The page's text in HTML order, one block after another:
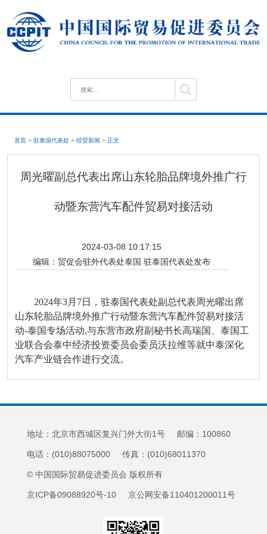
首页 > 驻泰国代表处 > 经贸新闻 > 正文
周光曜副总代表出席山东轮胎品牌境外推广行
动暨东营汽车配件贸易对接活动
2024-03-08 10:17:15
编辑： 贸促会驻外代表处泰国 驻泰国代表处发布
2024年3月7日，驻泰国代表处副总代表周光曜出席
山东轮胎品牌境外推广行动暨东营汽车配件贸易对接活
动-泰国专场活动,与东营市政府副秘书长高瑞国、泰国工
业联合会泰中经济投资委员会委员沃拉维等就中泰深化
汽车产业链合作进行交流。
地址：北京市西城区复兴门外大街1号 邮编：100860
电话：(010)88075000 传真：(010)68011370
© 中国国际贸易促进委员会 版权所有
京ICP备09088920号-10 京公网安备110401200011号